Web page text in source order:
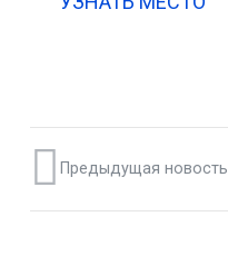
Предыдущая новость